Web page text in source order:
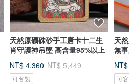
天然原礦硃砂手工唐卡十二生
肖守護神吊墜 高含量95%以上
NT$ 4,360 NT$ 5,449
可客製
天
無事牌吊
可